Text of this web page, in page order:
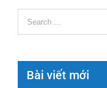
Search
for:
Bài viết mới